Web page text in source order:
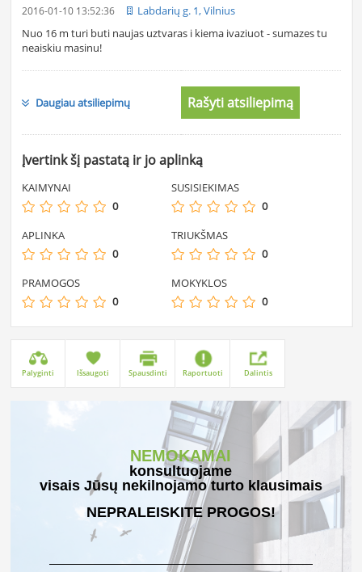
2016-01-10 13:52:36
Labdarių g. 1, Vilnius
Nuo 16 m turi buti naujas uztvaras i kiema ivaziuot - sumazes tu
neaiskiu masinu!
Daugiau atsiliepimų Rašyti atsiliepimą
Įvertink šį pastatą ir jo aplinką
KAIMYNAI
0
SUSISIEKIMAS
0
APLINKA
0
TRIUKŠMAS
0
PRAMOGOS
0
MOKYKLOS
0
Palyginti Išsaugoti Spausdinti Raportuoti Dalintis
NEMOKAMAI
konsultuojame
visais Jūsų nekilnojamo turto klausimais
NEPRALEISKITE PROGOS!